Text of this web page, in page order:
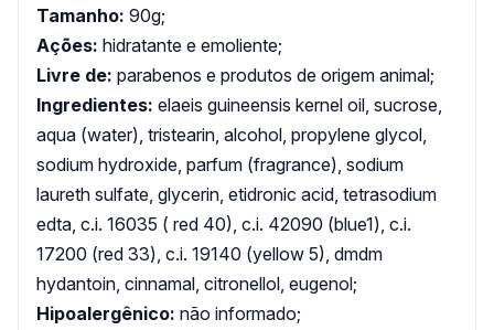
Tamanho: 90g;
Ações: hidratante e emoliente;
Livre de: parabenos e produtos de origem animal;
Ingredientes: elaeis guineensis kernel oil, sucrose,
aqua (water), tristearin, alcohol, propylene glycol,
sodium hydroxide, parfum (fragrance), sodium
laureth sulfate, glycerin, etidronic acid, tetrasodium
edta, c.i. 16035 ( red 40), c.i. 42090 (blue1), c.i.
17200 (red 33), c.i. 19140 (yellow 5), dmdm
hydantoin, cinnamal, citronellol, eugenol;
Hipoalergênico: não informado;